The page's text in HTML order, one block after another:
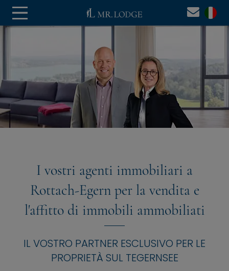
I vostri agenti immobiliari a
Rottach-Egern per la vendita e
l'affitto di immobili ammobiliati
IL VOSTRO PARTNER ESCLUSIVO PER LE
PROPRIETÀ SUL TEGERNSEE